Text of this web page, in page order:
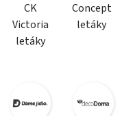
CK
Victoria
letáky
Concept
letáky